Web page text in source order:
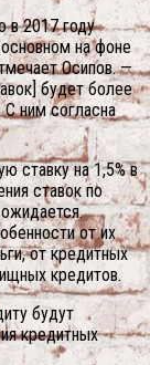
в 2017 году
на фоне
Осипов. —
будет более
ним согласна
ставку на 1,5% в
ставок по
от их
от кредитных
кредитов.
будут
кредитных